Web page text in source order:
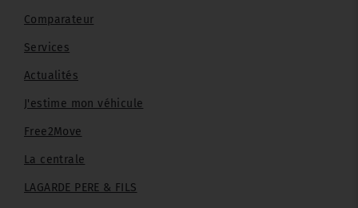
Comparateur
Services
Actualités
J'estime mon véhicule
Free2Move
La centrale
LAGARDE PERE & FILS